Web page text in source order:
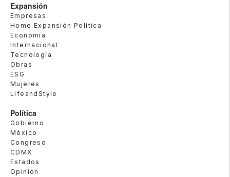
Expansión
Empresas
Home Expansión Politica
Economía
Internacional
Tecnología
Obras
ESG
Mujeres
LifeandStyle
Política
Gobierno
México
Congreso
CDMX
Estados
Opinión